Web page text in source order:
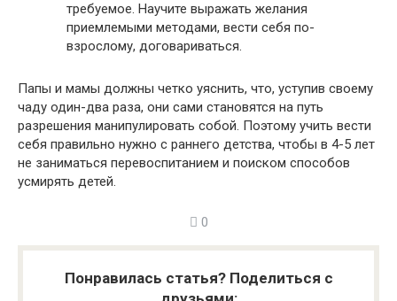
требуемое. Научите выражать желания
приемлемыми методами, вести себя по-
взрослому, договариваться.
Папы и мамы должны четко уяснить, что, уступив своему
чаду один-два раза, они сами становятся на путь
разрешения манипулировать собой. Поэтому учить вести
себя правильно нужно с раннего детства, чтобы в 4-5 лет
не заниматься перевоспитанием и поиском способов
усмирять детей.
0
Понравилась статья? Поделиться с